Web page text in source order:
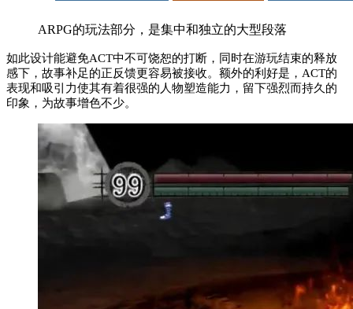
ARPG的玩法部分，是集中和独立的大型段落
如此设计能避免ACT中不可饶恕的打断，同时在游玩结束的释放
感下，故事补足的正反馈更容易被接收。额外的利好是，ACT的
表现和吸引力使其有着很强的人物塑造能力，留下强烈而持久的
印象，为故事增色不少。